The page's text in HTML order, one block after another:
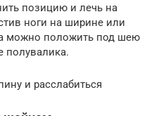
позицию и лечь на
ноги на ширине или
можно положить под шею
полувалика.
и расслабиться